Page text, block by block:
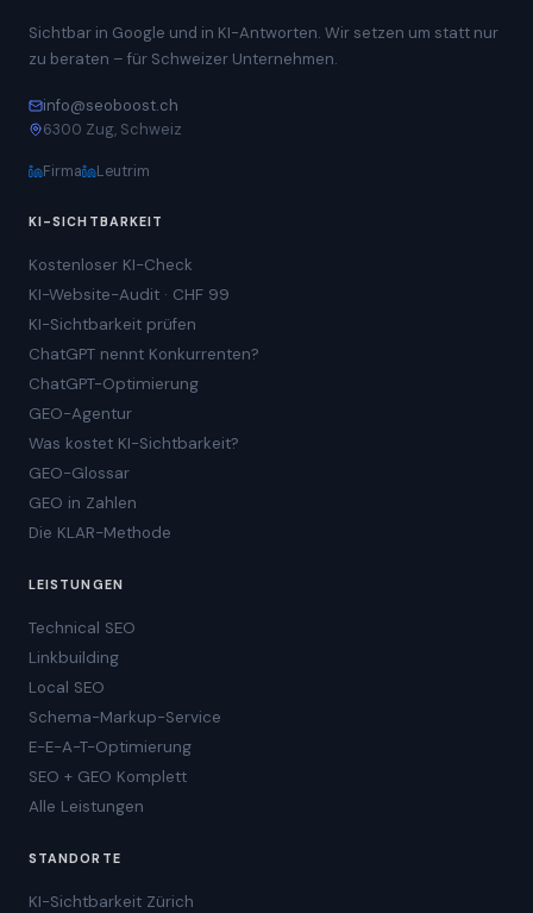
Sichtbar in Google und in KI-Antworten. Wir setzen um statt nur
zu beraten – für Schweizer Unternehmen.
info@seoboost.ch
6300 Zug, Schweiz
Firma Leutrim
KI-SICHTBARKEIT
Kostenloser KI-Check
KI-Website-Audit · CHF 99
KI-Sichtbarkeit prüfen
ChatGPT nennt Konkurrenten?
ChatGPT-Optimierung
GEO-Agentur
Was kostet KI-Sichtbarkeit?
GEO-Glossar
GEO in Zahlen
Die KLAR-Methode
LEISTUNGEN
Technical SEO
Linkbuilding
Local SEO
Schema-Markup-Service
E-E-A-T-Optimierung
SEO + GEO Komplett
Alle Leistungen
STANDORTE
KI-Sichtbarkeit Zürich